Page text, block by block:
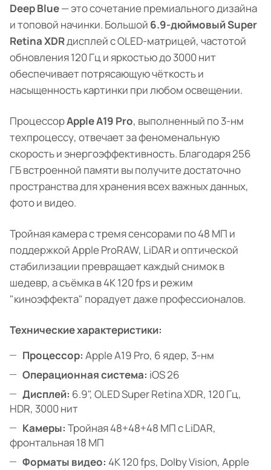
Deep Blue— это сочетание премиального дизайна
и топовой начинки. Большой 6.9-дюймовый Super
Retina XDRдисплей с OLED-матрицей, частотой
обновления 120 Гц и яркостью до 3000 нит
обеспечивает потрясающую чёткость и
насыщенность картинки при любом освещении.
ПроцессорApple A19 Pro, выполненный по 3-нм
техпроцессу, отвечает за феноменальную
скорость и энергоэффективность. Благодаря 256
ГБ встроенной памяти вы получите достаточно
пространства для хранения всех важных данных,
фото и видео.
Тройная камера с тремя сенсорами по 48 МП и
поддержкой Apple ProRAW, LiDAR и оптической
стабилизации превращает каждый снимок в
шедевр, а съёмка в 4K 120 fps и режим
"киноэффекта" порадует даже профессионалов.
Технические характеристики:
Процессор: Apple A19 Pro, 6 ядер, 3-нм
Операционная система: iOS 26
Дисплей: 6.9", OLED Super Retina XDR, 120 Гц,
HDR, 3000 нит
Камеры: Тройная 48+48+48 МП с LiDAR,
фронтальная 18 МП
Форматы видео: 4K 120 fps, Dolby Vision, Apple